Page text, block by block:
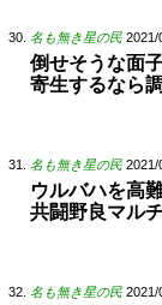
名も無き星の民 2021/
倒せそうな面
寄生するなら
名も無き星の民 2021/
ウルバハを高
共闘野良マル
名も無き星の民 2021/